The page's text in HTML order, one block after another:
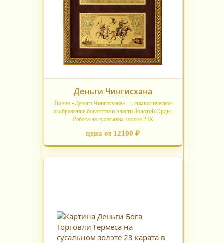
Деньги Чингисхана
Панно «Деньги Чингисхана» — символическое
изображение богатства и власти Золотой Орды.
Работа на сусальном золоте 23К
цена от 12100 ₽